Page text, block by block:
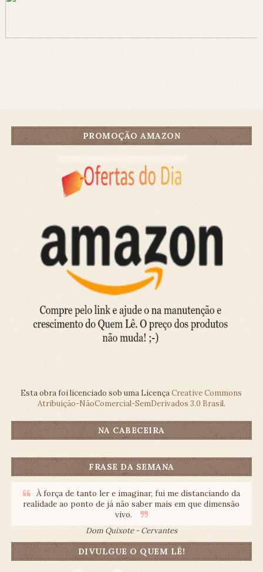
PROMOÇÃO AMAZON
Esta obra foi licenciado sob uma LicençaCreative Commons
Atribuição-NãoComercial-SemDerivados 3.0 Brasil.
NA CABECEIRA
FRASE DA SEMANA
À força de tanto ler e imaginar, fui me distanciando da
realidade ao ponto de já não saber mais em que dimensão
vivo.
Dom Quixote - Cervantes
DIVULGUE O QUEM LÊ!